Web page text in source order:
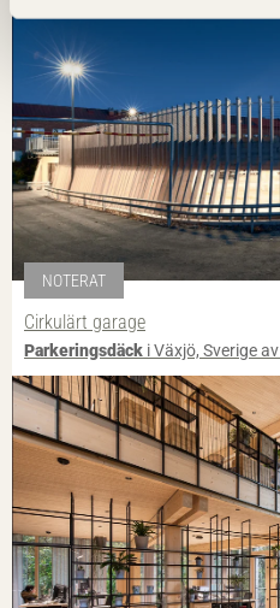
NOTERAT
Cirkulärt garage
Parkeringsdäck i Växjö, Sverige av